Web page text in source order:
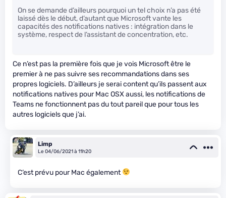
On se demande d’ailleurs pourquoi un tel choix n’a pas été
laissé dès le début, d’autant que Microsoft vante les
capacités des notifications natives : intégration dans le
système, respect de l’assistant de concentration, etc.
Ce n’est pas la première fois que je vois Microsoft être le
premier à ne pas suivre ses recommandations dans ses
propres logiciels. D’ailleurs je serai content qu’ils passent aux
notifications natives pour Mac OSX aussi, les notifications de
Teams ne fonctionnent pas du tout pareil que pour tous les
autres logiciels que j’ai.
Limp
Le 04/06/2021 à 11h20
C’est prévu pour Mac également